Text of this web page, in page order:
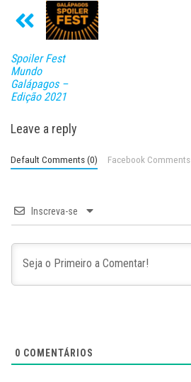
Spoiler Fest
Mundo
Galápagos –
Edição 2021
Leave a reply
Default Comments (0) Facebook Comments
Inscreva-se
0 COMENTÁRIOS